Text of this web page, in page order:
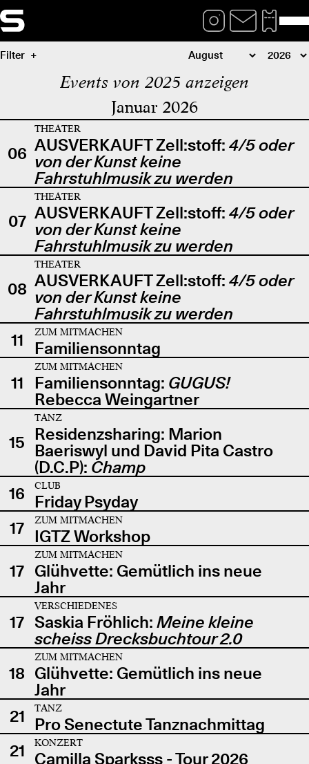
Filter
Events von 2025 anzeigen
Januar 2026
06
THEATER
AUSVERKAUFT Zell:stoff: 4/5 oder
von der Kunst keine
Fahrstuhlmusik zu werden
07
THEATER
AUSVERKAUFT Zell:stoff: 4/5 oder
von der Kunst keine
Fahrstuhlmusik zu werden
08
THEATER
AUSVERKAUFT Zell:stoff: 4/5 oder
von der Kunst keine
Fahrstuhlmusik zu werden
11
ZUM MITMACHEN
Familiensonntag
11
ZUM MITMACHEN
Familiensonntag: GUGUS!
Rebecca Weingartner
15
TANZ
Residenzsharing: Marion
Baeriswyl und David Pita Castro
(D.C.P): Champ
16
CLUB
Friday Psyday
17
ZUM MITMACHEN
IGTZ Workshop
17
ZUM MITMACHEN
Glühvette: Gemütlich ins neue
Jahr
17
VERSCHIEDENES
Saskia Fröhlich: Meine kleine
scheiss Drecksbuchtour 2.0
18
ZUM MITMACHEN
Glühvette: Gemütlich ins neue
Jahr
21
TANZ
Pro Senectute Tanznachmittag
21
KONZERT
Camilla Sparksss - Tour 2026